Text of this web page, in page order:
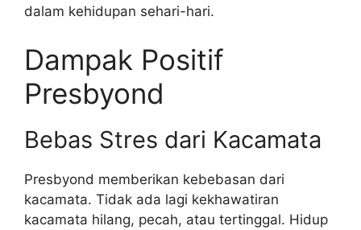
dalam kehidupan sehari-hari.
Dampak Positif
Presbyond
Bebas Stres dari Kacamata
Presbyond memberikan kebebasan dari
kacamata. Tidak ada lagi kekhawatiran
kacamata hilang, pecah, atau tertinggal. Hidup